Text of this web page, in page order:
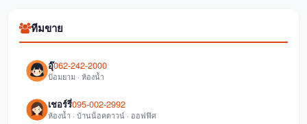
ทีมขาย
อุ๊062-242-2000
ป้อมยาม · ห้องน้ำ
เชอร์รี่095-002-2992
ห้องน้ำ · บ้านน็อคดาวน์ · ออฟฟิศ